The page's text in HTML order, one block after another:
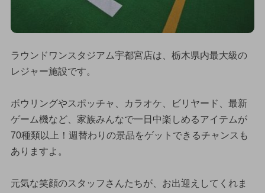
ラウンドワンスタジアム宇都宮店は、栃木県内最大級の
レジャー施設です。
ボウリングやスポッチャ、カラオケ、ビリヤード、最新
ゲーム機など、家族みんなで一日中楽しめるアイテムが
70種類以上！週替わりの景品をゲットできるチャンスも
ありますよ。
元気な笑顔のスタッフさんたちが、お出迎えしてくれま